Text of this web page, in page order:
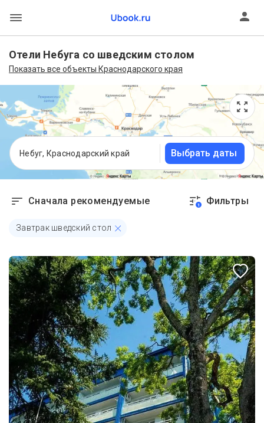
Отели Небуга со шведским столом
Показать все объекты Краснодарского края
Небуг, Краснодарский край Выбрать даты
Сначала рекомендуемые 1 Фильтры
Завтрак шведский стол